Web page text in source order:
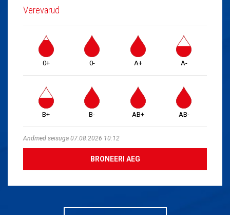
Verevarud
0+ 0- A+ A-
B+ B- AB+ AB-
Andmed seisuga 07.08.2026 10:12
BRONEERI AEG